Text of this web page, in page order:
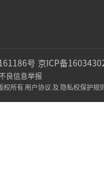
号 京ICP备
良信息举报
所有 用户协议 及 隐私权保护规